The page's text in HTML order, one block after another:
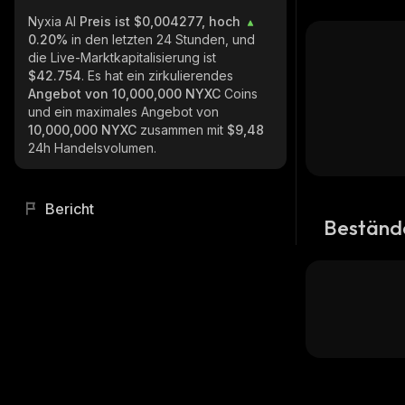
Nyxia AI Preis ist $0,004277, hoch
0.20% in den letzten 24 Stunden, und
die Live-Marktkapitalisierung ist
$42.754. Es hat ein zirkulierendes
Angebot von 10,000,000 NYXC Coins
und ein maximales Angebot von
10,000,000 NYXC zusammen mit $9,48
24h Handelsvolumen.
Bericht